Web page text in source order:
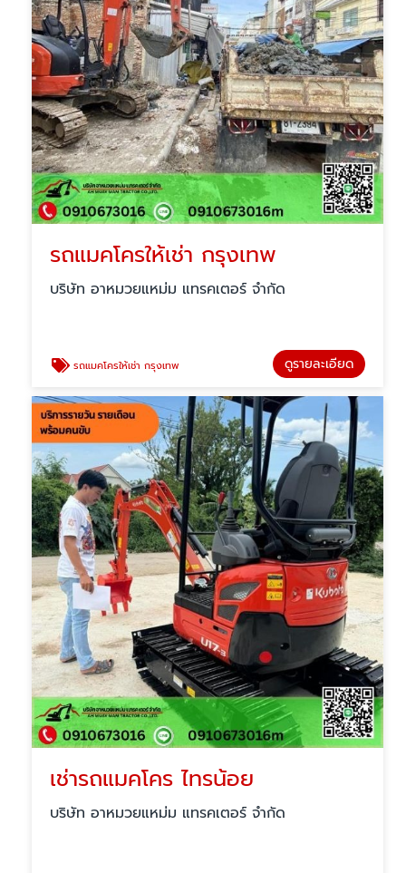
รถแมคโครให้เช่า กรุงเทพ
บริษัท อาหมวยแหม่ม แทรคเตอร์ จำกัด
รถแมคโครให้เช่า กรุงเทพ ดูรายละเอียด
เช่ารถแมคโคร ไทรน้อย
บริษัท อาหมวยแหม่ม แทรคเตอร์ จำกัด